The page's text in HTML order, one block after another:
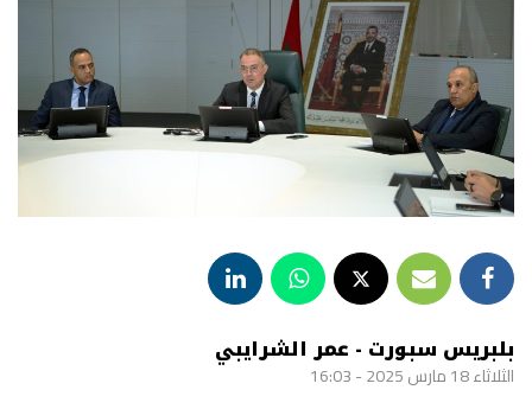
بلبريس سبورت - عمر الشرايبي
الثلاثاء 18 مارس 2025 - 16:03